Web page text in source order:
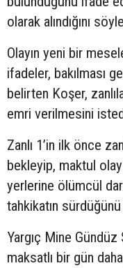
olarak alındığını
Olayın yeni bir
ifadeler, bakılması
belirten Koşer,
emri verilmesini
Zanlı 1’in ilk önce
bekleyip, maktul
yerlerine ölümcül
tahkikatın
Yargıç Mine Gündüz
maksatlı bir gün